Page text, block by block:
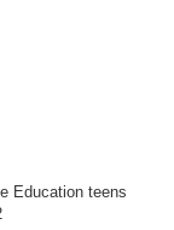
Education teens